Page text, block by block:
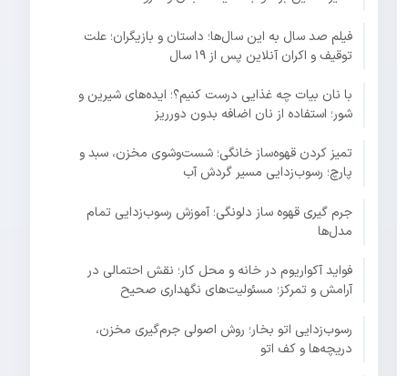
فیلم صد سال به این سال‌ها؛ داستان و بازیگران؛ علت
توقیف و اکران آنلاین پس از ۱۹ سال
با نان بیات چه غذایی درست کنیم؟؛ ایده‌های شیرین و
شور؛ استفاده از نان اضافه بدون دورریز
تمیز کردن قهوه‌ساز خانگی؛ شست‌وشوی مخزن، سبد و
پارچ؛ رسوب‌زدایی مسیر گردش آب
جرم گیری قهوه ساز دلونگی؛ آموزش رسوب‌زدایی تمام
مدل‌ها
فواید آکواریوم در خانه و محل کار؛ نقش احتمالی در
آرامش و تمرکز؛ مسئولیت‌های نگهداری صحیح
رسوب‌زدایی اتو بخار؛ روش اصولی جرم‌گیری مخزن،
دریچه‌ها و کف اتو